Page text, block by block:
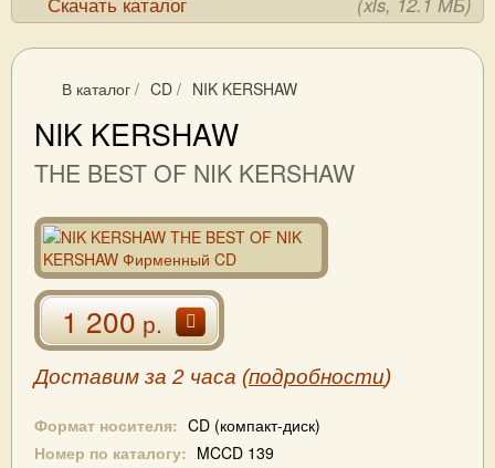
В каталог / CD / NIK KERSHAW
NIK KERSHAW
THE BEST OF NIK KERSHAW
1 200р.
Доставим за 2 часа (подробности)
Формат носителя: CD (компакт-диск)
Номер по каталогу: MCCD 139